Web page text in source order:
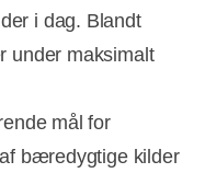
i dag. Blandt
under maksimalt
mål for
bæredygtige kilder